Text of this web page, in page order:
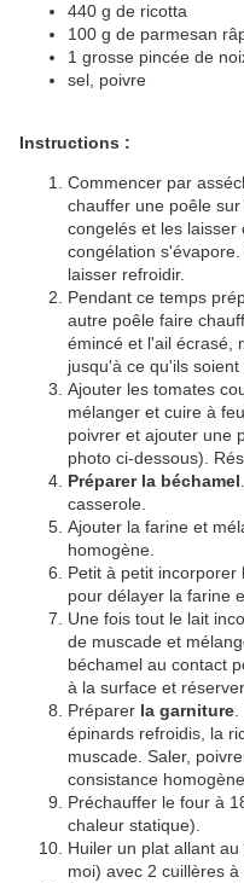
440 g de ricotta
100 g de parmesan
1 grosse pincée de
sel, poivre
Instructions :
Commencer par
chauffer une poêle
congelés et les
congélation
laisser refroidir.
Pendant ce temps
autre poêle faire
émincé et l'ail écrasé,
jusqu'à ce qu'ils soient
Ajouter les tomates
mélanger et cuire à
poivrer et ajouter une
photo ci-dessous).
Préparer la béchamel
casserole.
Ajouter la farine et
homogène.
Petit à petit
pour délayer la farine
Une fois tout le lait
de muscade et
béchamel au contact
à la surface et réserver.
Préparer la garniture
épinards refroidis, la
muscade. Saler,
consistance
Préchauffer le four à
chaleur statique).
Huiler un plat allant
moi) avec 2 cuillères